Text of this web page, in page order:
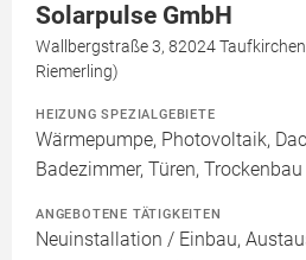
Solarpulse GmbH
Wallbergstraße 3, 82024
Riemerling)
HEIZUNG SPEZIALGEBIETE
Wärmepumpe, Photovoltaik,
Badezimmer, Türen, Trockenbau
ANGEBOTENE TÄTIGKEITEN
Neuinstallation / Einbau,